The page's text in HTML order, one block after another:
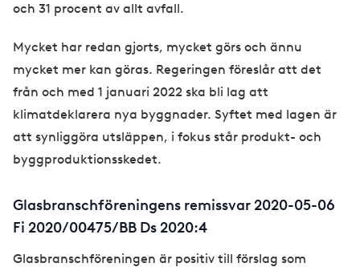
och 31 procent av allt avfall.
Mycket har redan gjorts, mycket görs och ännu
mycket mer kan göras. Regeringen föreslår att det
från och med 1 januari 2022 ska bli lag att
klimatdeklarera nya byggnader. Syftet med lagen är
att synliggöra utsläppen, i fokus står produkt- och
byggproduktionsskedet.
Glasbranschföreningens remissvar 2020-05-06
Fi 2020/00475/BB Ds 2020:4
Glasbranschföreningen är positiv till förslag som